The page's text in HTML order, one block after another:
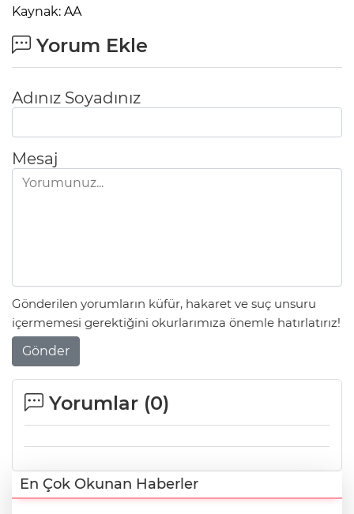
Kaynak: AA
Yorum Ekle
Adınız Soyadınız
Mesaj
Gönderilen yorumların küfür, hakaret ve suç unsuru
içermemesi gerektiğini okurlarımıza önemle hatırlatırız!
Gönder
Yorumlar (0)
En Çok Okunan Haberler